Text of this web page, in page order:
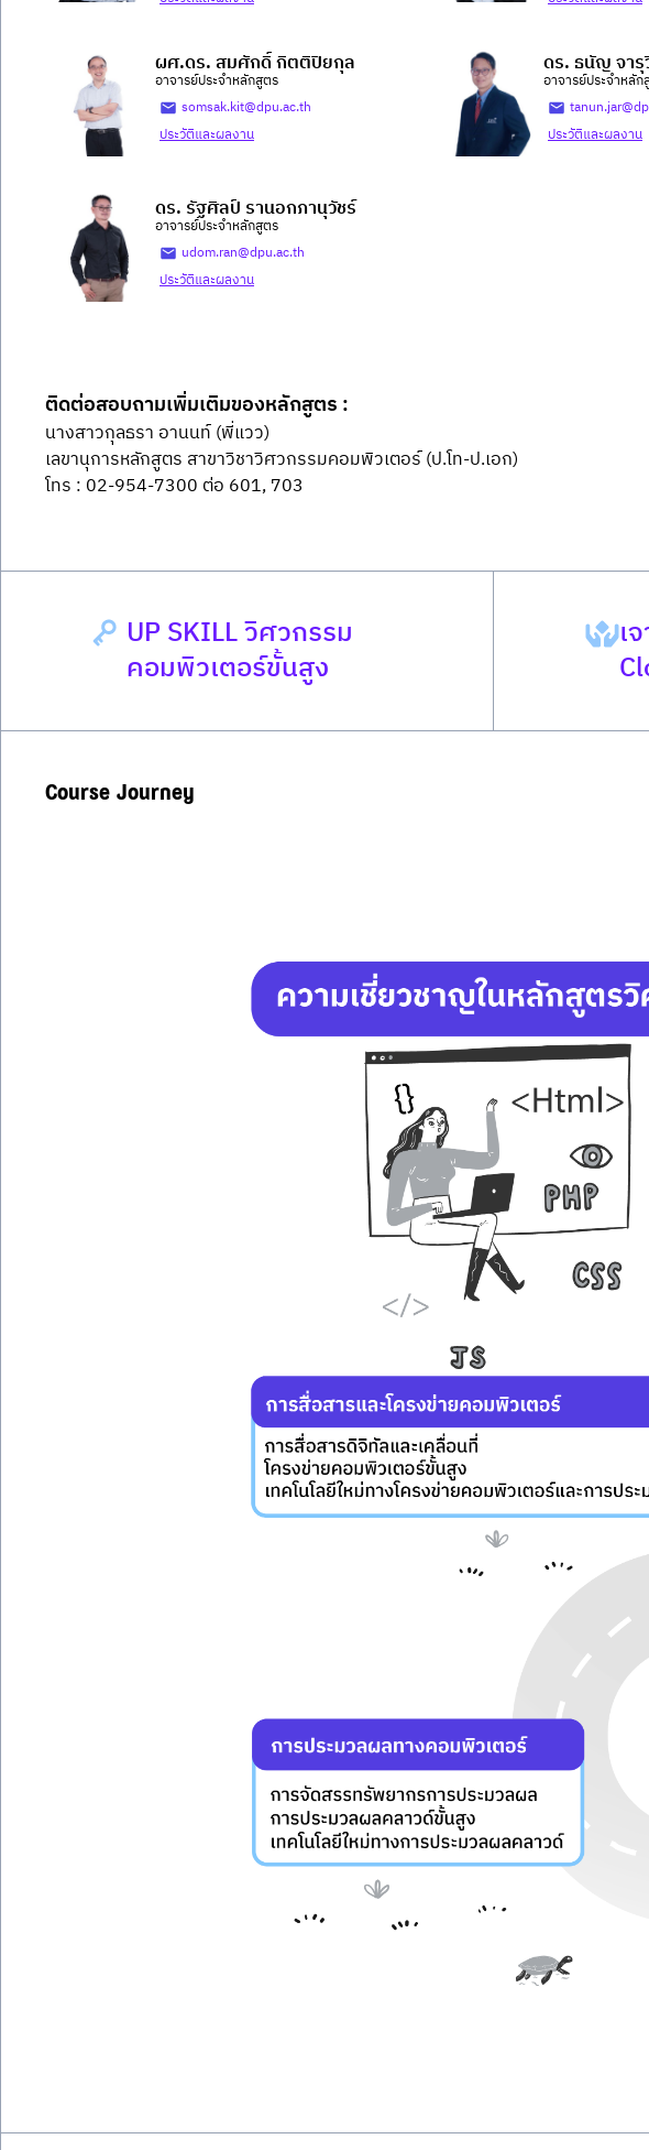
ผศ.ดร. สมศักดิ์ กิตติปิยกุล
อาจารย์ประจำหลักสูตร
somsak.kit@dpu.ac.th
ประวัติและผลงาน
ดร. ธนัญ จารุ
อาจารย์ประจำหลัก
ประวัติและผลงาน
ดร. รัฐศิลป์ รานอกภานุวัชร์
อาจารย์ประจำหลักสูตร
udom.ran@dpu.ac.th
ประวัติและผลงาน
ติดต่อสอบถามเพิ่มเติมของหลักสูตร :
นางสาวกุลธรา อานนท์ (พี่แวว)
เลขานุการหลักสูตร สาขาวิชาวิศวกรรมคอมพิวเตอร์ (ป.โท-ป.เอก)
โทร : 02-954-7300 ต่อ 601, 703
UP SKILL วิศวกรรม
คอมพิวเตอร์ขั้นสูง
เ
Course Journey